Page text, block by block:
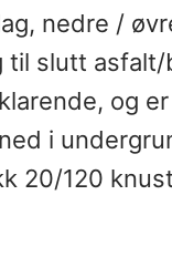
nedre /
slutt
og
i
20/120